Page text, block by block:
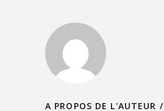
A PROPOS DE L'AUTEUR /